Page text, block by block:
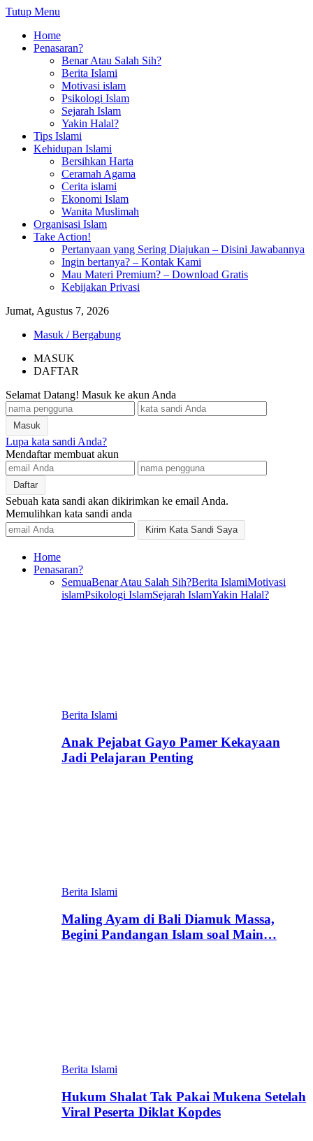
Tutup Menu
Home
Penasaran?
Benar Atau Salah Sih?
Berita Islami
Motivasi islam
Psikologi Islam
Sejarah Islam
Yakin Halal?
Tips Islami
Kehidupan Islami
Bersihkan Harta
Ceramah Agama
Cerita islami
Ekonomi Islam
Wanita Muslimah
Organisasi Islam
Take Action!
Pertanyaan yang Sering Diajukan – Disini Jawabannya
Ingin bertanya? – Kontak Kami
Mau Materi Premium? – Download Gratis
Kebijakan Privasi
Jumat, Agustus 7, 2026
Masuk / Bergabung
MASUK
DAFTAR
Selamat Datang! Masuk ke akun Anda
Lupa kata sandi Anda?
Mendaftar membuat akun
Sebuah kata sandi akan dikirimkan ke email Anda.
Memulihkan kata sandi anda
Home
Penasaran?
SemuaBenar Atau Salah Sih?Berita IslamiMotivasi
islamPsikologi IslamSejarah IslamYakin Halal?
Berita Islami
Anak Pejabat Gayo Pamer Kekayaan
Jadi Pelajaran Penting
Berita Islami
Maling Ayam di Bali Diamuk Massa,
Begini Pandangan Islam soal Main…
Berita Islami
Hukum Shalat Tak Pakai Mukena Setelah
Viral Peserta Diklat Kopdes